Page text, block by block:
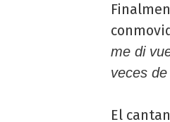
me di
veces
El